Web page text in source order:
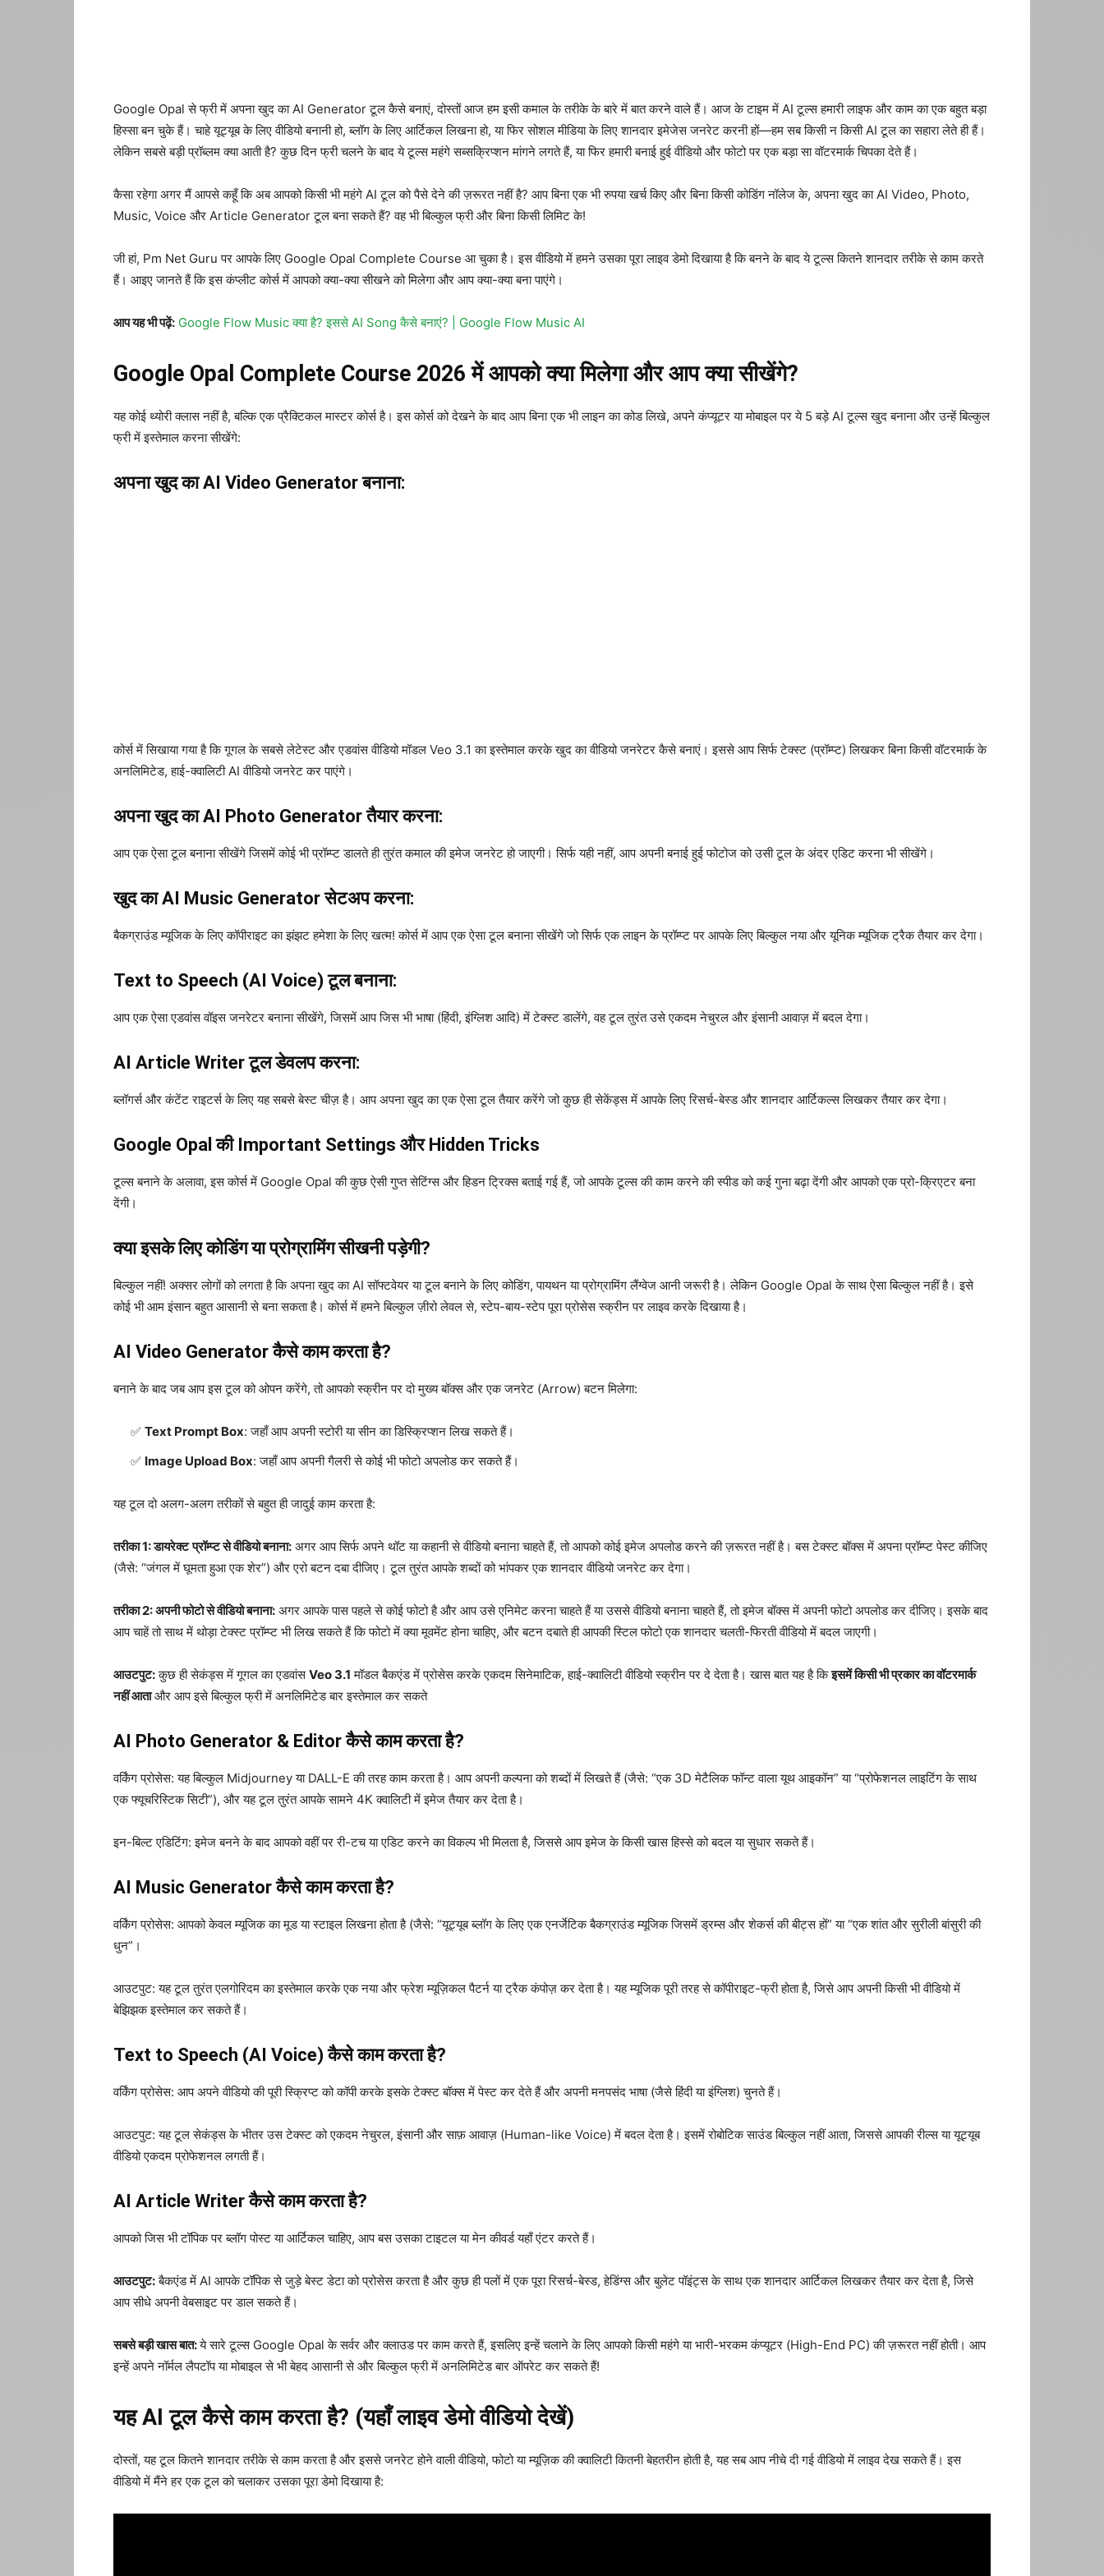
Google Opal से फ्री में अपना खुद का AI Generator टूल कैसे बनाएं, दोस्तों आज हम इसी कमाल के तरीके के बारे में बात करने वाले हैं। आज के टाइम में AI टूल्स हमारी लाइफ और काम का एक बहुत बड़ा
हिस्सा बन चुके हैं। चाहे यूट्यूब के लिए वीडियो बनानी हो, ब्लॉग के लिए आर्टिकल लिखना हो, या फिर सोशल मीडिया के लिए शानदार इमेजेस जनरेट करनी हों—हम सब किसी न किसी AI टूल का सहारा लेते ही हैं।
लेकिन सबसे बड़ी प्रॉब्लम क्या आती है? कुछ दिन फ्री चलने के बाद ये टूल्स महंगे सब्सक्रिप्शन मांगने लगते हैं, या फिर हमारी बनाई हुई वीडियो और फोटो पर एक बड़ा सा वॉटरमार्क चिपका देते हैं।
कैसा रहेगा अगर मैं आपसे कहूँ कि अब आपको किसी भी महंगे AI टूल को पैसे देने की ज़रूरत नहीं है? आप बिना एक भी रुपया खर्च किए और बिना किसी कोडिंग नॉलेज के, अपना खुद का AI Video, Photo,
Music, Voice और Article Generator टूल बना सकते हैं? वह भी बिल्कुल फ्री और बिना किसी लिमिट के!
जी हां, Pm Net Guru पर आपके लिए Google Opal Complete Course आ चुका है। इस वीडियो में हमने उसका पूरा लाइव डेमो दिखाया है कि बनने के बाद ये टूल्स कितने शानदार तरीके से काम करते
हैं। आइए जानते हैं कि इस कंप्लीट कोर्स में आपको क्या-क्या सीखने को मिलेगा और आप क्या-क्या बना पाएंगे।
आप यह भी पढ़ें: Google Flow Music क्या है? इससे AI Song कैसे बनाएं? | Google Flow Music AI
Google Opal Complete Course 2026 में आपको क्या मिलेगा और आप क्या सीखेंगे?
यह कोई थ्योरी क्लास नहीं है, बल्कि एक प्रैक्टिकल मास्टर कोर्स है। इस कोर्स को देखने के बाद आप बिना एक भी लाइन का कोड लिखे, अपने कंप्यूटर या मोबाइल पर ये 5 बड़े AI टूल्स खुद बनाना और उन्हें बिल्कुल
फ्री में इस्तेमाल करना सीखेंगे:
अपना खुद का AI Video Generator बनाना:
कोर्स में सिखाया गया है कि गूगल के सबसे लेटेस्ट और एडवांस वीडियो मॉडल Veo 3.1 का इस्तेमाल करके खुद का वीडियो जनरेटर कैसे बनाएं। इससे आप सिर्फ टेक्स्ट (प्रॉम्प्ट) लिखकर बिना किसी वॉटरमार्क के
अनलिमिटेड, हाई-क्वालिटी AI वीडियो जनरेट कर पाएंगे।
अपना खुद का AI Photo Generator तैयार करना:
आप एक ऐसा टूल बनाना सीखेंगे जिसमें कोई भी प्रॉम्प्ट डालते ही तुरंत कमाल की इमेज जनरेट हो जाएगी। सिर्फ यही नहीं, आप अपनी बनाई हुई फोटोज को उसी टूल के अंदर एडिट करना भी सीखेंगे।
खुद का AI Music Generator सेटअप करना:
बैकग्राउंड म्यूजिक के लिए कॉपीराइट का झंझट हमेशा के लिए खत्म! कोर्स में आप एक ऐसा टूल बनाना सीखेंगे जो सिर्फ एक लाइन के प्रॉम्प्ट पर आपके लिए बिल्कुल नया और यूनिक म्यूजिक ट्रैक तैयार कर देगा।
Text to Speech (AI Voice) टूल बनाना:
आप एक ऐसा एडवांस वॉइस जनरेटर बनाना सीखेंगे, जिसमें आप जिस भी भाषा (हिंदी, इंग्लिश आदि) में टेक्स्ट डालेंगे, वह टूल तुरंत उसे एकदम नेचुरल और इंसानी आवाज़ में बदल देगा।
AI Article Writer टूल डेवलप करना:
ब्लॉगर्स और कंटेंट राइटर्स के लिए यह सबसे बेस्ट चीज़ है। आप अपना खुद का एक ऐसा टूल तैयार करेंगे जो कुछ ही सेकेंड्स में आपके लिए रिसर्च-बेस्ड और शानदार आर्टिकल्स लिखकर तैयार कर देगा।
Google Opal की Important Settings और Hidden Tricks
टूल्स बनाने के अलावा, इस कोर्स में Google Opal की कुछ ऐसी गुप्त सेटिंग्स और हिडन ट्रिक्स बताई गई हैं, जो आपके टूल्स की काम करने की स्पीड को कई गुना बढ़ा देंगी और आपको एक प्रो-क्रिएटर बना
देंगी।
क्या इसके लिए कोडिंग या प्रोग्रामिंग सीखनी पड़ेगी?
बिल्कुल नहीं! अक्सर लोगों को लगता है कि अपना खुद का AI सॉफ्टवेयर या टूल बनाने के लिए कोडिंग, पायथन या प्रोग्रामिंग लैंग्वेज आनी जरूरी है। लेकिन Google Opal के साथ ऐसा बिल्कुल नहीं है। इसे
कोई भी आम इंसान बहुत आसानी से बना सकता है। कोर्स में हमने बिल्कुल ज़ीरो लेवल से, स्टेप-बाय-स्टेप पूरा प्रोसेस स्क्रीन पर लाइव करके दिखाया है।
AI Video Generator कैसे काम करता है?
बनाने के बाद जब आप इस टूल को ओपन करेंगे, तो आपको स्क्रीन पर दो मुख्य बॉक्स और एक जनरेट (Arrow) बटन मिलेगा:
Text Prompt Box: जहाँ आप अपनी स्टोरी या सीन का डिस्क्रिप्शन लिख सकते हैं।
Image Upload Box: जहाँ आप अपनी गैलरी से कोई भी फोटो अपलोड कर सकते हैं।
यह टूल दो अलग-अलग तरीकों से बहुत ही जादुई काम करता है:
तरीका 1: डायरेक्ट प्रॉम्प्ट से वीडियो बनाना: अगर आप सिर्फ अपने थॉट या कहानी से वीडियो बनाना चाहते हैं, तो आपको कोई इमेज अपलोड करने की ज़रूरत नहीं है। बस टेक्स्ट बॉक्स में अपना प्रॉम्प्ट पेस्ट कीजिए
(जैसे: “जंगल में घूमता हुआ एक शेर”) और एरो बटन दबा दीजिए। टूल तुरंत आपके शब्दों को भांपकर एक शानदार वीडियो जनरेट कर देगा।
तरीका 2: अपनी फोटो से वीडियो बनाना: अगर आपके पास पहले से कोई फोटो है और आप उसे एनिमेट करना चाहते हैं या उससे वीडियो बनाना चाहते हैं, तो इमेज बॉक्स में अपनी फोटो अपलोड कर दीजिए। इसके बाद
आप चाहें तो साथ में थोड़ा टेक्स्ट प्रॉम्प्ट भी लिख सकते हैं कि फोटो में क्या मूवमेंट होना चाहिए, और बटन दबाते ही आपकी स्टिल फोटो एक शानदार चलती-फिरती वीडियो में बदल जाएगी।
आउटपुट:कुछ ही सेकंड्स में गूगल का एडवांसVeo 3.1 मॉडल बैकएंड में प्रोसेस करके एकदम सिनेमाटिक, हाई-क्वालिटी वीडियो स्क्रीन पर दे देता है। खास बात यह है किइसमें किसी भी प्रकार का वॉटरमार्क
नहीं आताऔर आप इसे बिल्कुल फ्री में अनलिमिटेड बार इस्तेमाल कर सकते
AI Photo Generator & Editor कैसे काम करता है?
वर्किंग प्रोसेस: यह बिल्कुल Midjourney या DALL-E की तरह काम करता है। आप अपनी कल्पना को शब्दों में लिखते हैं (जैसे: “एक 3D मेटैलिक फॉन्ट वाला यूथ आइकॉन” या “प्रोफेशनल लाइटिंग के साथ
एक फ्यूचरिस्टिक सिटी”), और यह टूल तुरंत आपके सामने 4K क्वालिटी में इमेज तैयार कर देता है।
इन-बिल्ट एडिटिंग: इमेज बनने के बाद आपको वहीं पर री-टच या एडिट करने का विकल्प भी मिलता है, जिससे आप इमेज के किसी खास हिस्से को बदल या सुधार सकते हैं।
AI Music Generator कैसे काम करता है?
वर्किंग प्रोसेस: आपको केवल म्यूजिक का मूड या स्टाइल लिखना होता है (जैसे: “यूट्यूब ब्लॉग के लिए एक एनर्जेटिक बैकग्राउंड म्यूजिक जिसमें ड्रम्स और शेकर्स की बीट्स हों” या “एक शांत और सुरीली बांसुरी की
धुन”।
आउटपुट: यह टूल तुरंत एलगोरिदम का इस्तेमाल करके एक नया और फ्रेश म्यूज़िकल पैटर्न या ट्रैक कंपोज़ कर देता है। यह म्यूजिक पूरी तरह से कॉपीराइट-फ्री होता है, जिसे आप अपनी किसी भी वीडियो में
बेझिझक इस्तेमाल कर सकते हैं।
Text to Speech (AI Voice) कैसे काम करता है?
वर्किंग प्रोसेस: आप अपने वीडियो की पूरी स्क्रिप्ट को कॉपी करके इसके टेक्स्ट बॉक्स में पेस्ट कर देते हैं और अपनी मनपसंद भाषा (जैसे हिंदी या इंग्लिश) चुनते हैं।
आउटपुट: यह टूल सेकंड्स के भीतर उस टेक्स्ट को एकदम नेचुरल, इंसानी और साफ़ आवाज़ (Human-like Voice) में बदल देता है। इसमें रोबोटिक साउंड बिल्कुल नहीं आता, जिससे आपकी रील्स या यूट्यूब
वीडियो एकदम प्रोफेशनल लगती हैं।
AI Article Writer कैसे काम करता है?
आपको जिस भी टॉपिक पर ब्लॉग पोस्ट या आर्टिकल चाहिए, आप बस उसका टाइटल या मेन कीवर्ड यहाँ एंटर करते हैं।
आउटपुट:बैकएंड में AI आपके टॉपिक से जुड़े बेस्ट डेटा को प्रोसेस करता है और कुछ ही पलों में एक पूरा रिसर्च-बेस्ड, हेडिंग्स और बुलेट पॉइंट्स के साथ एक शानदार आर्टिकल लिखकर तैयार कर देता है, जिसे
आप सीधे अपनी वेबसाइट पर डाल सकते हैं।
सबसे बड़ी खास बात:ये सारे टूल्स Google Opal के सर्वर और क्लाउड पर काम करते हैं, इसलिए इन्हें चलाने के लिए आपको किसी महंगे या भारी-भरकम कंप्यूटर (High-End PC) की ज़रूरत नहीं होती। आप
इन्हें अपने नॉर्मल लैपटॉप या मोबाइल से भी बेहद आसानी से और बिल्कुल फ्री में अनलिमिटेड बार ऑपरेट कर सकते हैं!
यह AI टूल कैसे काम करता है? (यहाँ लाइव डेमो वीडियो देखें)
दोस्तों, यह टूल कितने शानदार तरीके से काम करता है और इससे जनरेट होने वाली वीडियो, फोटो या म्यूज़िक की क्वालिटी कितनी बेहतरीन होती है, यह सब आप नीचे दी गई वीडियो में लाइव देख सकते हैं। इस
वीडियो में मैंने हर एक टूल को चलाकर उसका पूरा डेमो दिखाया है: